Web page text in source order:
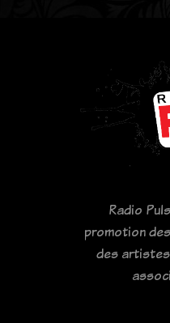
Radio
promotion
des